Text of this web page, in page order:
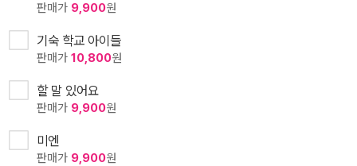
판매가 9,900원
기숙 학교 아이들
판매가 10,800원
할 말 있어요
판매가 9,900원
미엔
판매가 9,900원